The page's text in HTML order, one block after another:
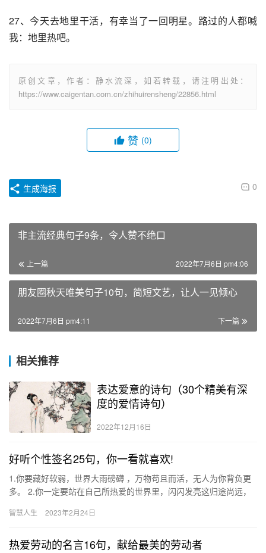
27、今天去地里干活，有幸当了一回明星。路过的人都喊
我：地里热吧。
原创文章，作者：静水流深，如若转载，请注明出处：
https://www.caigentan.com.cn/zhihuirensheng/22856.html
赞 (0)
0
生成海报
非主流经典句子9条，令人赞不绝口
上一篇 2022年7月6日 pm4:06
朋友圈秋天唯美句子10句，简短文艺，让人一见倾心
下一篇
2022年7月6日 pm4:11
相关推荐
表达爱意的诗句（30个精美有深
度的爱情诗句）
2022年12月16日
好听个性签名25句，你一看就喜欢!
1.你要藏好软弱，世界大雨磅礴 ，万物苟且而活，无人为你背负更
多。 2.你一定要站在自己所热爱的世界里，闪闪发亮这归途尚远，
智慧人生 2023年2月24日
热爱劳动的名言16句，献给最美的劳动者